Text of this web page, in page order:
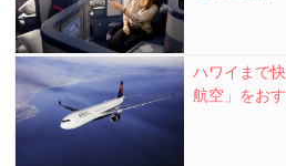
ハワイまで
航空」をお